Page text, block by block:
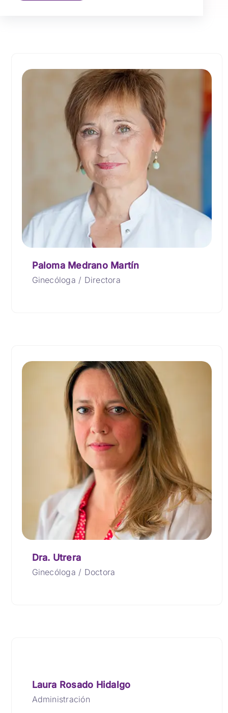
Paloma Medrano Martín
Ginecóloga / Directora
Dra. Utrera
Ginecóloga / Doctora
Laura Rosado Hidalgo
Administración